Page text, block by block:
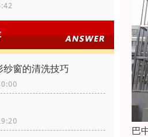
窗的清洗技巧
巴